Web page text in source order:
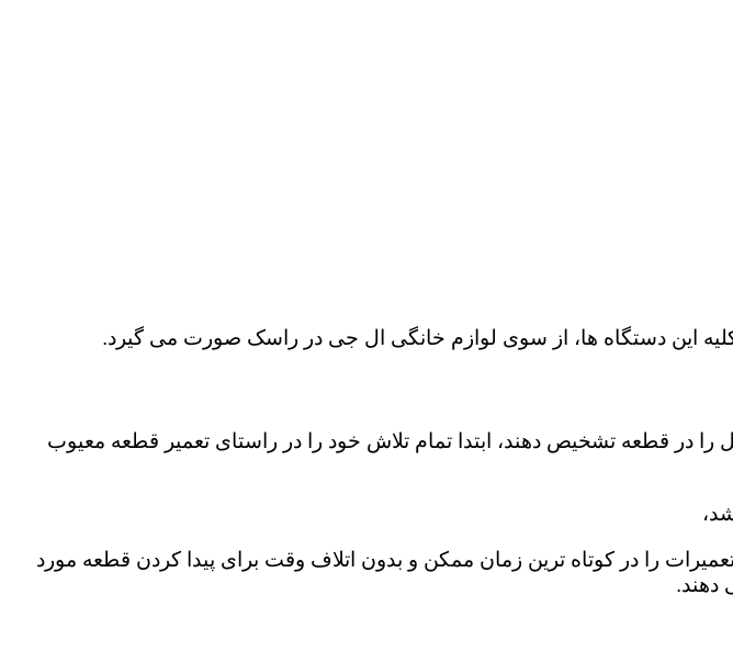
این دستگاه ها، از سوی لوازم خانگی ال جی در راسک صورت می گیرد.
در قطعه تشخیص دهند، ابتدا تمام تلاش خود را در راستای تعمیر قطعه معیوب
را در کوتاه ترین زمان ممکن و بدون اتلاف وقت برای پیدا کردن قطعه مورد
دهند.